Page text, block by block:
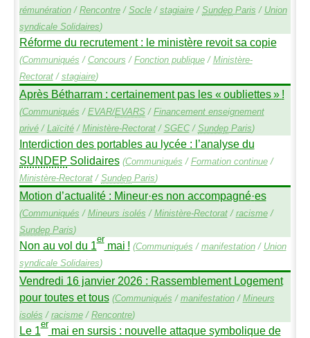
rémunération/ Rencontre/ Socle/ stagiaire/ SundepParis / Union
syndicale Solidaires)
Réforme du recrutement : le ministère revoit sa copie
(Communiqués / Concours / Fonction publique/ Ministère-
Rectorat/ stagiaire)
Après Bétharram : certainement pas les « oubliettes» !
(Communiqués / EVAR/EVARS/ Financement enseignement
privé/ Laïcité/ Ministère-Rectorat/ SGEC/ SundepParis)
Interdiction des portables au lycée : l’analyse du
SUNDEP Solidaires (Communiqués / Formation continue/
Ministère-Rectorat/ SundepParis)
Motion d’actualité : Mineur·es non accompagné·es
(Communiqués / Mineurs isolés / Ministère-Rectorat/ racisme/
SundepParis)
Non au vol du 1ermai ! (Communiqués / manifestation/ Union
syndicale Solidaires)
Vendredi 16 janvier 2026 : Rassemblement Logement
pour toutes et tous (Communiqués / manifestation/ Mineurs
isolés / racisme/ Rencontre)
Le 1ermai en sursis : nouvelle attaque symbolique de